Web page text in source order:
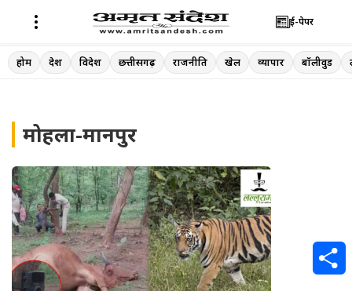
Skip
to
ई-पेपर
होम देश विदेश छत्तीसगढ़ राजनीति खेल व्यापार बॉलीवुड
मोहला-मानपुर